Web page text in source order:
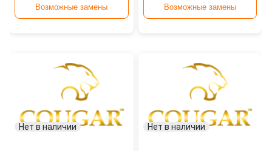
Возможные замены Возможные замены
Нет в наличии Нет в наличии